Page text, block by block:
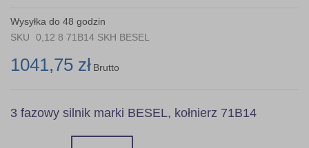
gallery
Wysyłka do 48 godzin
SKU
0,12 8 71B14 SKH BESEL
1041,75 zł Brutto
3 fazowy silnik marki BESEL, kołnierz 71B14